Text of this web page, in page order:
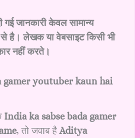
गई जानकारी केवल सामान्य
है। लेखक या वेबसाइट किसी भी
नहीं करते।
gamer youtuber kaun hai
India ka sabse bada gamer
, तो जवाब है Aditya